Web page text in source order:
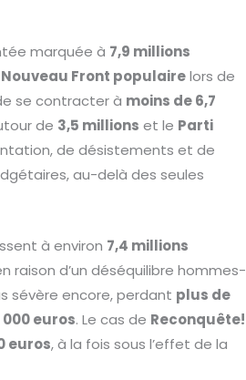
marquée à 7,9 millions
Nouveau Front populairelors de
se contracter à moins de 6,7
de 3,5 millions et le Parti
de désistements et de
au-delà des seules
à environ 7,4 millions
raison d’un déséquilibre hommes-
sévère encore, perdant plus de
000 euros. Le cas de Reconquête!
euros, à la fois sous l’effet de la